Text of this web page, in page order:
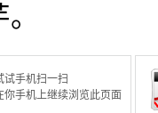
试手机扫一扫
你手机上继续浏览此页面